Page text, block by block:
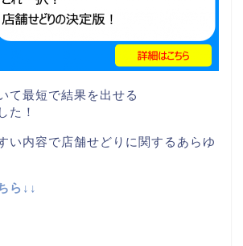
て最短で結果を出せる
た！
い内容で店舗せどりに関するあらゆ
ら↓↓